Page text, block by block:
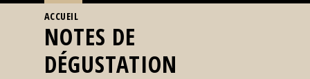
À
la
une
VOUS ÊTES ICI
ACCUEIL
NOTES DE
DÉGUSTATION